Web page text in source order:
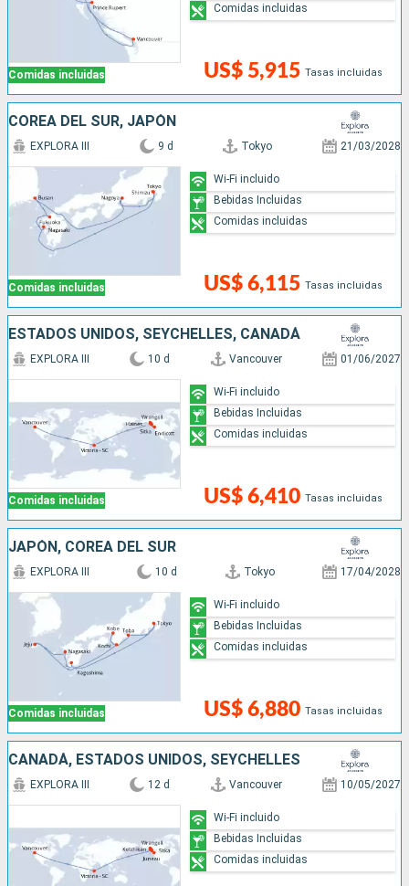
Comidas incluidas US$ 5,915 Tasas incluidas
Comidas incluidas
COREA DEL SUR, JAPÓN
Comidas incluidas
EXPLORA III 9 d Tokyo 21/03/2028
US$ 6,115 Tasas incluidas
Wi-Fi incluido
Bebidas Incluidas
Comidas incluidas
ESTADOS UNIDOS, SEYCHELLES, CANADÁ
Comidas incluidas
EXPLORA III 10 d Vancouver 01/06/2027
US$ 6,410 Tasas incluidas
Wi-Fi incluido
Bebidas Incluidas
Comidas incluidas
JAPÓN, COREA DEL SUR
Comidas incluidas
EXPLORA III 10 d Tokyo 17/04/2028
US$ 6,880 Tasas incluidas
Wi-Fi incluido
Bebidas Incluidas
Comidas incluidas
CANADÁ, ESTADOS UNIDOS, SEYCHELLES
EXPLORA III 12 d Vancouver 10/05/2027
Wi-Fi incluido
Bebidas Incluidas
Comidas incluidas